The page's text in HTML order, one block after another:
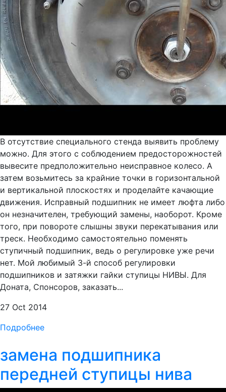
В отсутствие специального стенда выявить проблему
можно. Для этого с соблюдением предосторожностей
вывесите предположительно неисправное колесо. А
затем возьмитесь за крайние точки в горизонтальной
и вертикальной плоскостях и проделайте качающие
движения. Исправный подшипник не имеет люфта либо
он незначителен, требующий замены, наоборот. Кроме
того, при повороте слышны звуки перекатывания или
треск. Необходимо самостоятельно поменять
ступичный подшипник, ведь о регулировке уже речи
нет. Мой любимый 3-й способ регулировки
подшипников и затяжки гайки ступицы НИВЫ. Для
Доната, Спонсоров, заказать...
27 Oct 2014
Подробнее
замена подшипника
передней ступицы нива